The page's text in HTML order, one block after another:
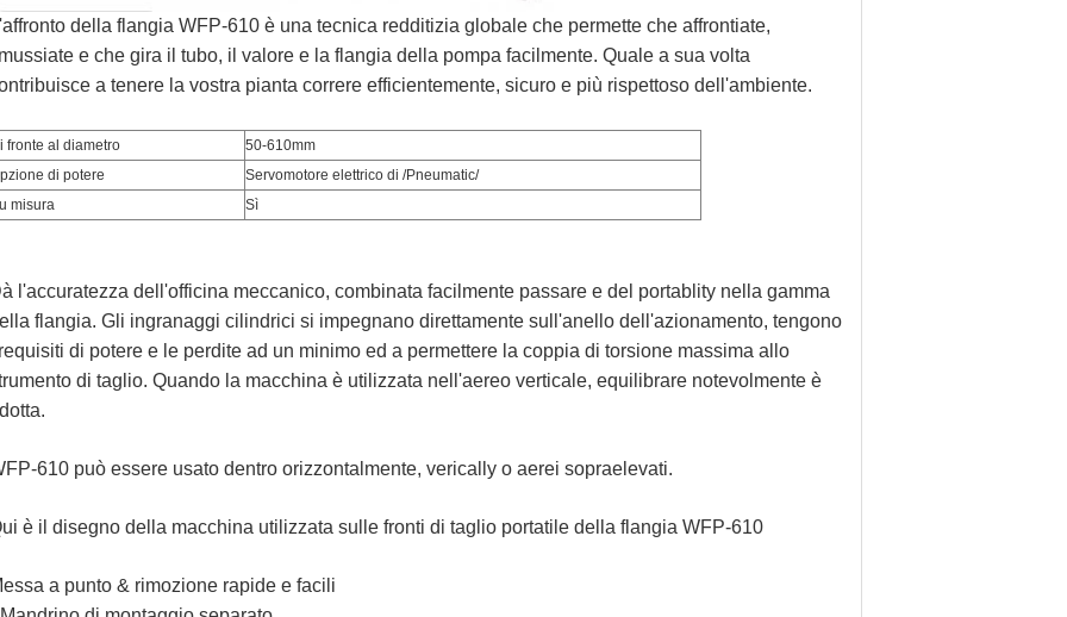
della flangia WFP-610 è una tecnica redditizia globale che permette che affrontiate,
e che gira il tubo, il valore e la flangia della pompa facilmente. Quale a sua volta
a tenere la vostra pianta correre efficientemente, sicuro e più rispettoso dell'ambiente.
fronte al diametro
50-610mm
di potere
Servomotore elettrico di /Pneumatic/
misura
Sì
l'accuratezza dell'officina meccanico, combinata facilmente passare e del portablity nella gamma
flangia. Gli ingranaggi cilindrici si impegnano direttamente sull'anello dell'azionamento, tengono
di potere e le perdite ad un minimo ed a permettere la coppia di torsione massima allo
di taglio. Quando la macchina è utilizzata nell'aereo verticale, equilibrare notevolmente è
610 può essere usato dentro orizzontalmente, verically o aerei sopraelevati.
è il disegno della macchina utilizzata sulle fronti di taglio portatile della flangia WFP-610
a punto & rimozione rapide e facili